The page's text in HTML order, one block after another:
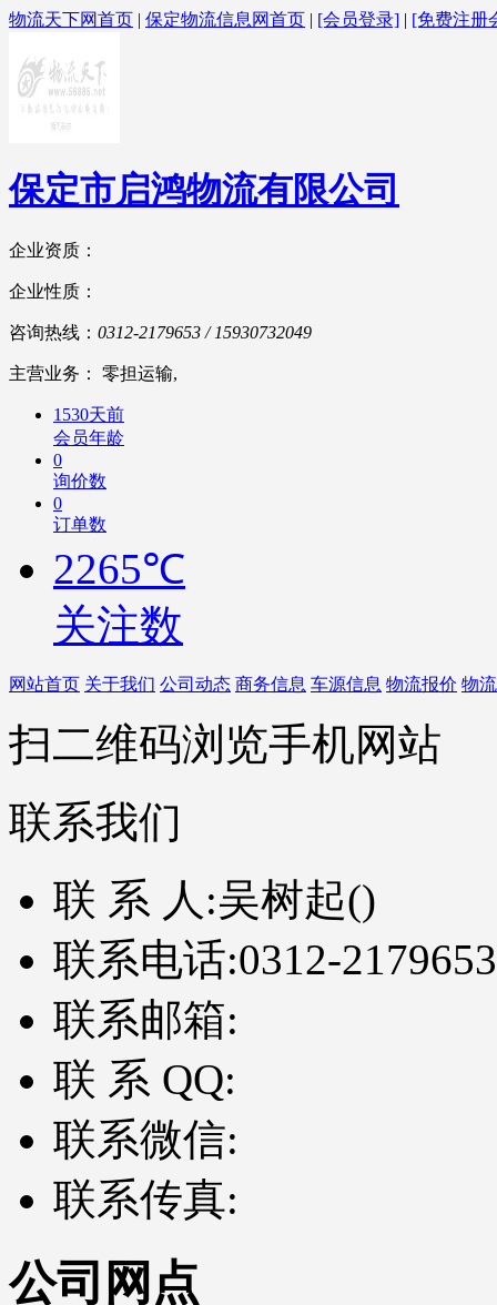
物流天下网首页 | 保定物流信息网首页 | [会员登录] | [免费注册
保定市启鸿物流有限公司
企业资质：
企业性质：
咨询热线： 0312-2179653 / 15930732049
主营业务： 零担运输,
1530天前
会员年龄
0
询价数
0
订单数
2265℃
关注数
网站首页 关于我们 公司动态 商务信息 车源信息 物流报价 物
扫二维码浏览手机网站
联系我们
联 系 人:吴树起()
联系电话:0312-
联系邮箱:
联 系 QQ:
联系微信:
联系传真:
公司网点